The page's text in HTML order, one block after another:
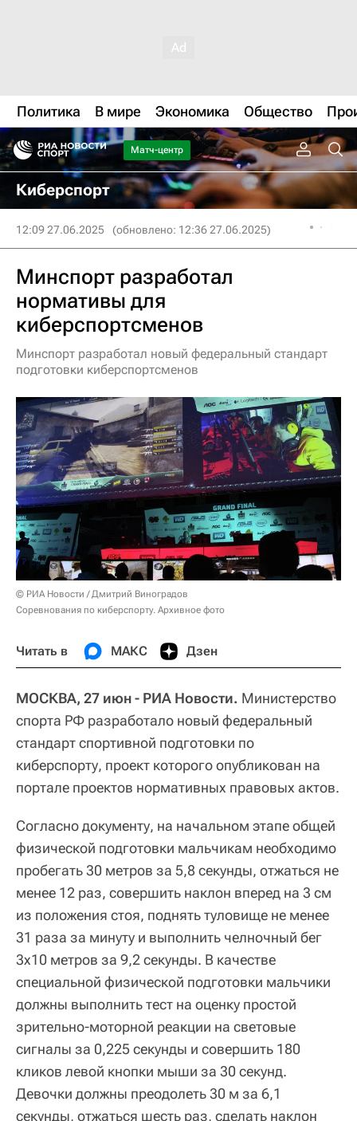
Политика В мире Экономика Общество
Матч-центр
Киберспорт
12:09 27.06.2025 (обновлено: 12:36 27.06.2025)
Минспорт разработал
нормативы для
киберспортсменов
Минспорт разработал новый федеральный стандарт
подготовки киберспортсменов
© РИА Новости / Дмитрий Виноградов
Соревнования по киберспорту. Архивное фото
Читать в МАКС Дзен
МОСКВА, 27 июн - РИА Новости. Министерство
спорта РФ разработало новый федеральный
стандарт спортивной подготовки по
киберспорту, проект которого опубликован на
портале проектов нормативных правовых актов.
Согласно документу, на начальном этапе общей
физической подготовки мальчикам необходимо
пробегать 30 метров за 5,8 секунды, отжаться не
менее 12 раз, совершить наклон вперед на 3 см
из положения стоя, поднять туловище не менее
31 раза за минуту и выполнить челночный бег
3х10 метров за 9,2 секунды. В качестве
специальной физической подготовки мальчики
должны выполнить тест на оценку простой
зрительно-моторной реакции на световые
сигналы за 0,225 секунды и совершить 180
кликов левой кнопки мыши за 30 секунд.
Девочки должны преодолеть 30 м за 6,1
секунды, отжаться шесть раз, сделать наклон